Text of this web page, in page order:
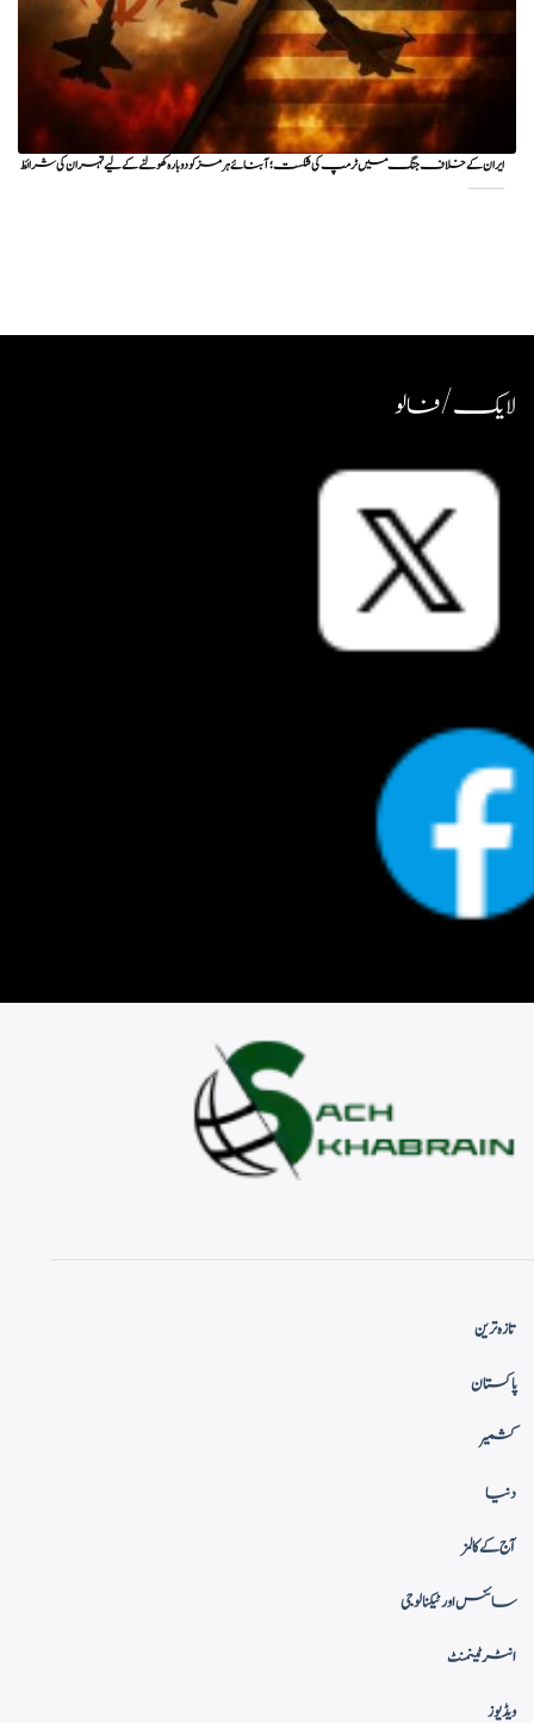
ایران کے خلاف جنگ میں ٹرمپ کی شکست؛ آبنائے ہرمز کو دوبارہ کھولنے کے لیے تہران کی شرائط
لایک / فالو
تازہ ترین
پاکستان
کشمیر
دنیا
آج کے کالمز
سائنس اور ٹیکنالوجی
انٹرٹینمنٹ
ویڈیوز